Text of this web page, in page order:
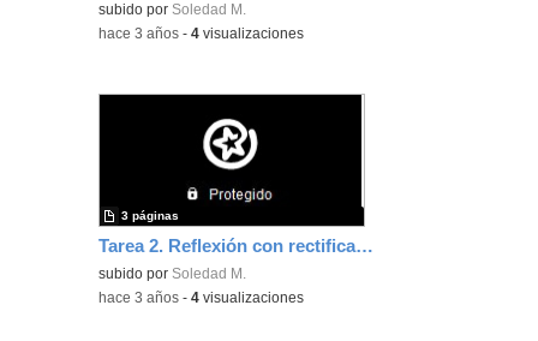
subido por Soledad M.
-hace 3 años -4 visualizaciones
Tarea 2. Reflexión con rectificación de tareas enlazadas a la mediateca.
subido por Soledad M.
3 páginas
-hace 3 años -4 visualizaciones